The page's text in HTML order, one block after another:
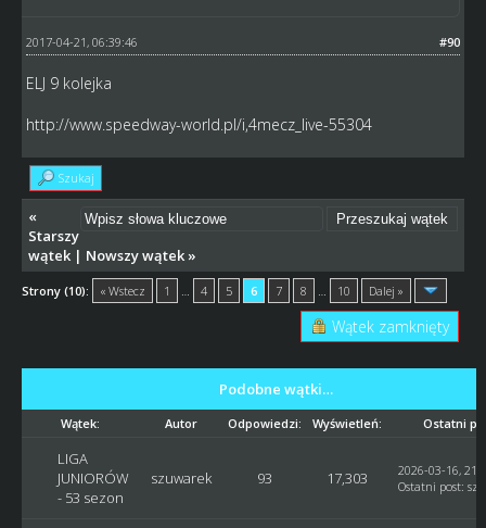
#90
2017-04-21, 06:39:46
ELJ 9 kolejka
http://www.speedway-world.pl/i,4mecz_live-55304
Szukaj
«
Starszy
wątek| Nowszy wątek»
Strony (10): « Wstecz 1 4 5 6 7 8 10 Dalej »
Wątek zamknięty
Podobne wątki…
Wątek: Autor Odpowiedzi: Wyświetleń: Ostatni
LIGA
JUNIORÓW
- 53 sezon
szuwarek 93 17,303
2026-03-16,
Ostatni post: